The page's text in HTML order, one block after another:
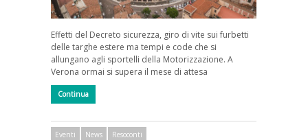
Effetti del Decreto sicurezza, giro di vite sui furbetti
delle targhe estere ma tempi e code che si
allungano agli sportelli della Motorizzazione. A
Verona ormai si supera il mese di attesa
Continua
Eventi News Resoconti